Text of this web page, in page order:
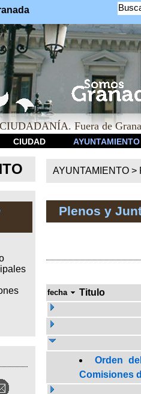
Fuera de
CIUDAD AYUNTAMIENTO
AYUNTAMIENTO >
Plenos y
fecha Titulo
Orden
Comisiones